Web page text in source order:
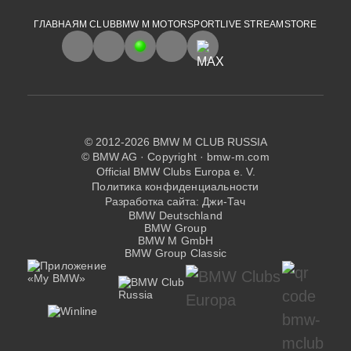
ГЛАВНАЯM CLUBBMW M MOTORSPORTLIVE STREAMSTORE
© 2012-2026 BMW M CLUB RUSSIA
© BMW AG ·Copyright · bmw-m.com
Official BMW Clubs Europa e. V.
Политика конфиденциальности
Разработка сайта: Джи-Тач
BMW Deutschland
BMW Group
BMW M GmbH
BMW Group Classic